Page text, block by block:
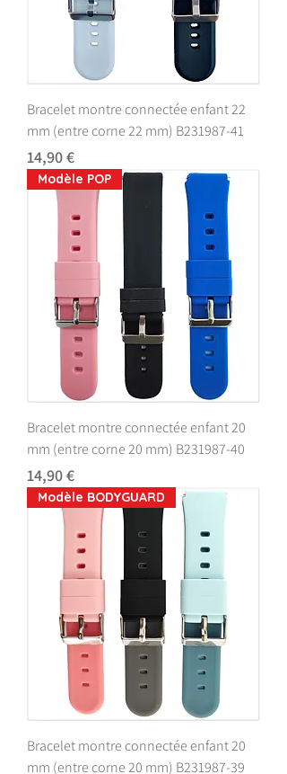
Bracelet montre connectée enfant 22
mm (entre corne 22 mm) B231987-41
Prix
14,90 €
Modèle POP
Bracelet montre connectée enfant 20
mm (entre corne 20 mm) B231987-40
Prix
14,90 €
Modèle BODYGUARD
Bracelet montre connectée enfant 20
mm (entre corne 20 mm) B231987-39